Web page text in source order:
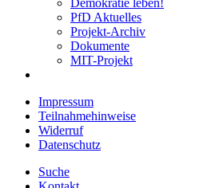
Demokratie leben!
PfD Aktuelles
Projekt-Archiv
Dokumente
MIT-Projekt
Impressum
Teilnahmehinweise
Widerruf
Datenschutz
Suche